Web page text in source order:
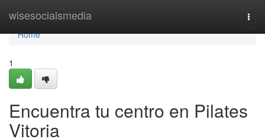
wisesocialsmedia
Home
Home
1
Encuentra tu centro en Pilates
Vitoria